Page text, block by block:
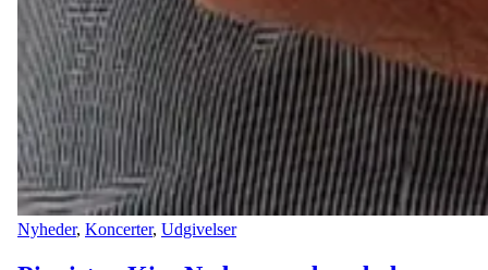
Nyheder, Koncerter, Udgivelser